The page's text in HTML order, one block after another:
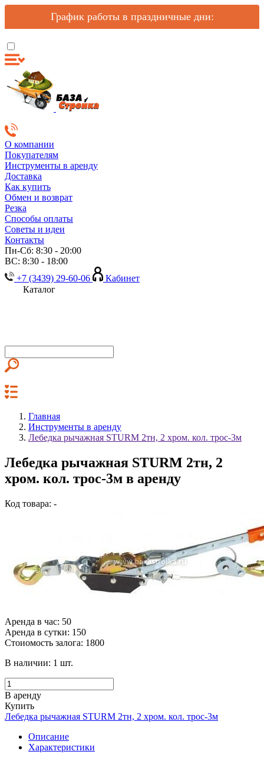
График работы в праздничные дни:
О компании
Покупателям
Инструменты в аренду
Доставка
Как купить
Обмен и возврат
Резка
Способы оплаты
Советы и идеи
Контакты
Пн-Сб: 8:30 - 20:00
ВС: 8:30 - 18:00
+7 (3439) 29-60-06
Кабинет
Каталог
Главная
Инструменты в аренду
Лебедка рычажная STURM 2тн, 2 хром. кол. трос-3м
Лебедка рычажная STURM 2тн, 2
хром. кол. трос-3м в аренду
Код товара: -
Аренда в час: 50
Аренда в сутки: 150
Стоиомость залога: 1800
В наличии: 1 шт.
В аренду
Купить
Лебедка рычажная STURM 2тн, 2 хром. кол. трос-3м
Описание
Характеристики